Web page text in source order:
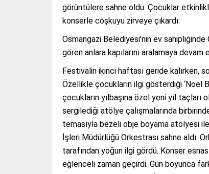
görüntülere sahne oldu. Çocuklar
konserle coşkuyu zirveye çıkardı.
Osmangazi Belediyesi’nin ev sahipliğinde
gören anlara kapılarını aralamaya devam
Festivalin ikinci haftası geride kalırken,
Özellikle çocukların ilgi gösterdiği ‘Noel
çocukların yılbaşına özel yeni yıl
sergilediği atölye çalışmalarında
temasıyla bezeli obje boyama atölyesi
İşleri Müdürlüğü Orkestrası sahne aldı.
tarafından yoğun ilgi gördü. Konser
eğlenceli zaman geçirdi. Gün boyunca